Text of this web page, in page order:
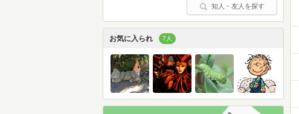
知人・友人を探す
お気に入られ 7人